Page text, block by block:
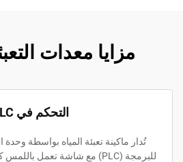
مزايا معدات
التحكم في PLC
تُدار ماكينة تعبئة المياه بواسطة وحدة
للبرمجة (PLC) مع شاشة تعمل باللمس كواجهة بين الإنسان والآلة.